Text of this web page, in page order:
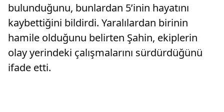
bulunduğunu, bunlardan 5’inin hayatını
kaybettiğini bildirdi. Yaralılardan birinin
hamile olduğunu belirten Şahin, ekiplerin
olay yerindeki çalışmalarını sürdürdüğünü
ifade etti.